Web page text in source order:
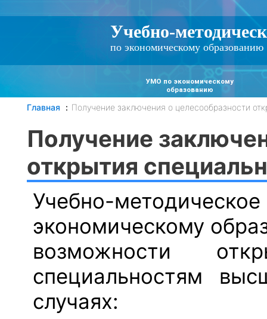
Учебно-
по экономическому образованию
УМО по экономическому
образованию
Главная Получение заключения о целесообразности
Получение
открытия
Учебно-
экономическому
возможности
специальностям
случаях: